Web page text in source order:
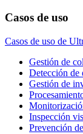
Casos de uso
Casos de uso de
Gestión de
Detección de
Gestión de
Inspección
Prevención